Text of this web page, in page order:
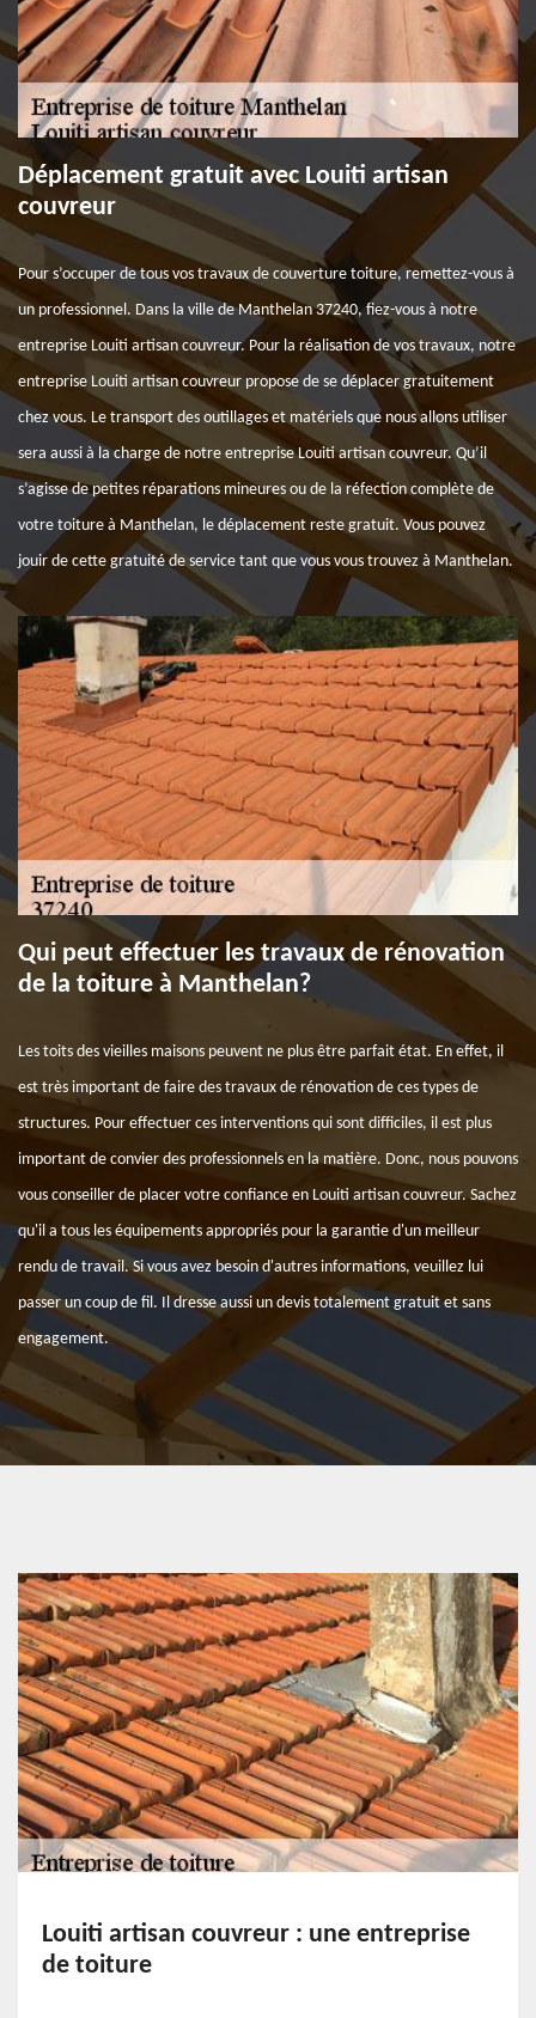
Déplacement gratuit avec Louiti artisan
couvreur
Pour s’occuper de tous vos travaux de couverture toiture, remettez-vous à
un professionnel. Dans la ville de Manthelan 37240, fiez-vous à notre
entreprise Louiti artisan couvreur. Pour la réalisation de vos travaux, notre
entreprise Louiti artisan couvreur propose de se déplacer gratuitement
chez vous. Le transport des outillages et matériels que nous allons utiliser
sera aussi à la charge de notre entreprise Louiti artisan couvreur. Qu’il
s’agisse de petites réparations mineures ou de la réfection complète de
votre toiture à Manthelan, le déplacement reste gratuit. Vous pouvez
jouir de cette gratuité de service tant que vous vous trouvez à Manthelan.
Qui peut effectuer les travaux de rénovation
de la toiture à Manthelan?
Les toits des vieilles maisons peuvent ne plus être parfait état. En effet, il
est très important de faire des travaux de rénovation de ces types de
structures. Pour effectuer ces interventions qui sont difficiles, il est plus
important de convier des professionnels en la matière. Donc, nous pouvons
vous conseiller de placer votre confiance en Louiti artisan couvreur. Sachez
qu'il a tous les équipements appropriés pour la garantie d'un meilleur
rendu de travail. Si vous avez besoin d'autres informations, veuillez lui
passer un coup de fil. Il dresse aussi un devis totalement gratuit et sans
engagement.
Louiti artisan couvreur : une entreprise
de toiture